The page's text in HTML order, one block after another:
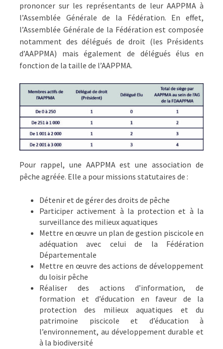
prononcer sur les représentants de leur AAPPMA à
l’Assemblée Générale de la Fédération. En effet,
l’Assemblée Générale de la Fédération est composée
notamment des délégués de droit (les Présidents
d’AAPPMA) mais également de délégués élus en
fonction de la taille de l’AAPPMA.
Pour rappel, une AAPPMA est une association de
pêche agréée. Elle a pour missions statutaires de :
Détenir et de gérer des droits de pêche
Participer activement à la protection et à la
surveillance des milieux aquatiques
Mettre en œuvre un plan de gestion piscicole en
adéquation avec celui de la Fédération
Départementale
Mettre en œuvre des actions de développement
du loisir pêche
Réaliser des actions d’information, de
formation et d’éducation en faveur de la
protection des milieux aquatiques et du
patrimoine piscicole et d’éducation à
l’environnement, au développement durable et
à la biodiversité